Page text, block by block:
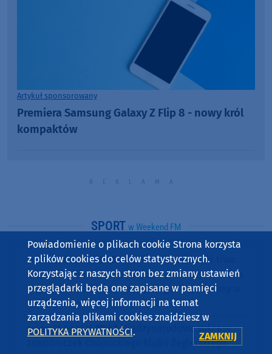
Artykuł sponsorowany
Premiera Samsung Galaxy Z Flip 8 - nowy król
kompaktów
SPORT w Weekend FM
środa, 05.08.2026 19:15Koszmar Chojniczanki trwa.
Odpadła z Pucharu Polski już w pierwszym meczu.
Przegrała z Podhalem Nowy Targ 0:2. "Jesteśmy w
totalnym dołku. Czujemy się fatalnie"
środa, 05.08.2026 10:42Międzynarodowe sukcesy
zawodniczek Chojnickiego Klubu Żeglarskiego.
Powiadomienie o plikach cookie Strona korzysta
z plików cookies do celów statystycznych.
Korzystając z naszych stron bez zmiany ustawień
przeglądarki będą one zapisane w pamięci
urządzenia, więcej informacji na temat
zarządzania plikami cookies znajdziesz w
POLITYKA PRYWATNOŚCI. ZAMKNIJ